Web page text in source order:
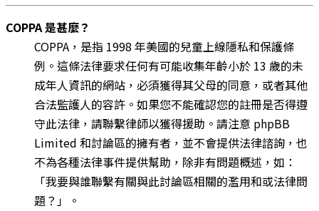
COPPA 是甚麼？
COPPA，是指 1998 年美國的兒童上線隱私和保護條
例。這條法律要求任何有可能收集年齡小於 13 歲的未
成年人資訊的網站，必須獲得其父母的同意，或者其他
合法監護人的容許。如果您不能確認您的註冊是否得遵
守此法律，請聯繫律師以獲得援助。請注意 phpBB
Limited 和討論區的擁有者，並不會提供法律諮詢，也
不為各種法律事件提供幫助，除非有問題概述，如：
「我要與誰聯繫有關與此討論區相關的濫用和或法律問
題？」。